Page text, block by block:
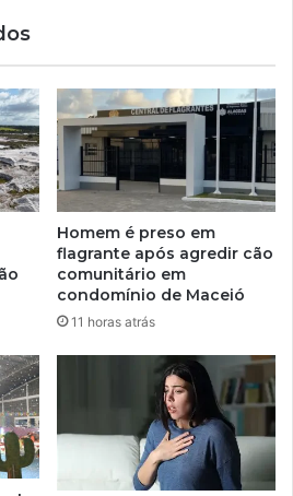
Homem é preso em
flagrante após agredir cão
comunitário em
condomínio de Maceió
11 horas atrás